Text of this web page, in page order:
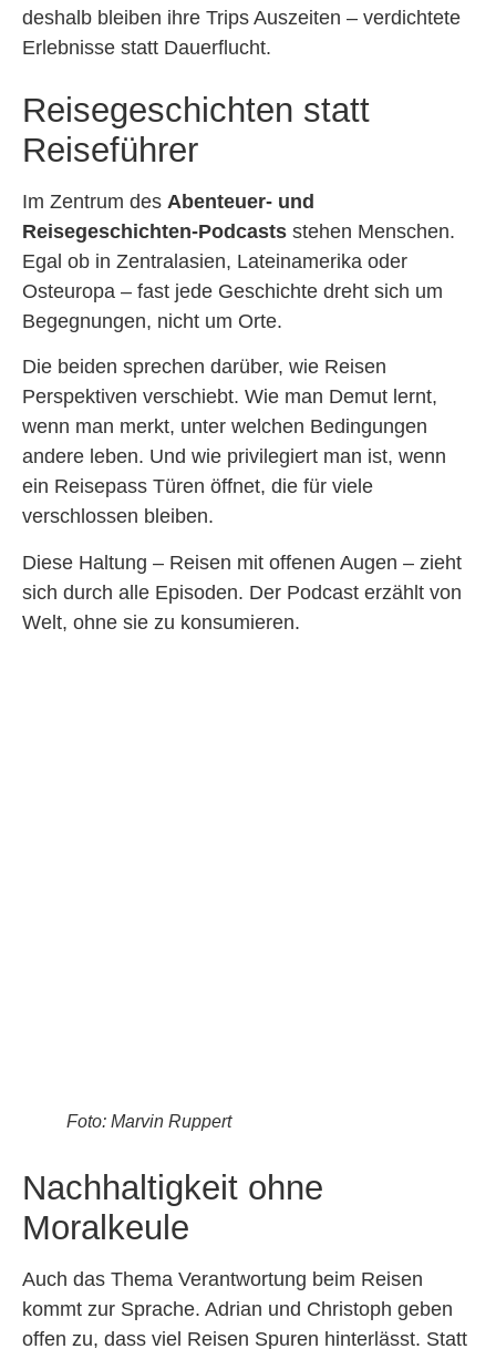
deshalb bleiben ihre Trips Auszeiten – verdichtete
Erlebnisse statt Dauerflucht.
Reisegeschichten statt
Reiseführer
Im Zentrum des Abenteuer- und
Reisegeschichten-Podcasts stehen Menschen.
Egal ob in Zentralasien, Lateinamerika oder
Osteuropa – fast jede Geschichte dreht sich um
Begegnungen, nicht um Orte.
Die beiden sprechen darüber, wie Reisen
Perspektiven verschiebt. Wie man Demut lernt,
wenn man merkt, unter welchen Bedingungen
andere leben. Und wie privilegiert man ist, wenn
ein Reisepass Türen öffnet, die für viele
verschlossen bleiben.
Diese Haltung – Reisen mit offenen Augen – zieht
sich durch alle Episoden. Der Podcast erzählt von
Welt, ohne sie zu konsumieren.
Foto: Marvin Ruppert
Nachhaltigkeit ohne
Moralkeule
Auch das Thema Verantwortung beim Reisen
kommt zur Sprache. Adrian und Christoph geben
offen zu, dass viel Reisen Spuren hinterlässt. Statt